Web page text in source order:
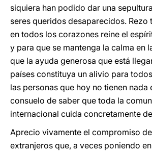
siquiera han podido dar una
seres queridos desaparecidos. Rezo
en todos los corazones reine el
y para que se mantenga la calma en
que la ayuda generosa que está
países constituya un alivio para
las personas que hoy no tienen nada
consuelo de saber que toda la
internacional cuida concretamente
Aprecio vivamente el compromiso
extranjeros que, a veces poniendo